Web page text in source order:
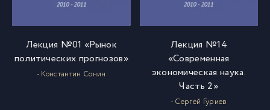
Лекция №01 «Рынок
политических прогнозов»
- Константин Сонин
Лекция №14
«Современная
экономическая наука.
Часть 2»
- Сергей Гуриев